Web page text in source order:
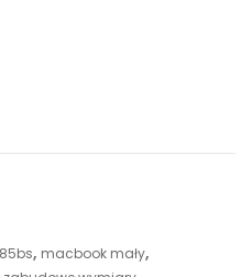
, macbook mały,